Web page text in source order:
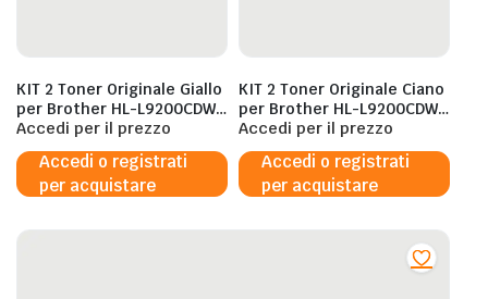
KIT 2 Toner Originale Giallo
per Brother HL-L9200CDWT
– MFCL9550CDWT – 12.000
Pagine al 5%
Accedi per il prezzo
Accedi o registrati
per acquistare
KIT 2 Toner Originale Ciano
per Brother HL-L9200CDWT
– MFCL9550CDWT – 12.000
Pagine al 5%
Accedi per il prezzo
Accedi o registrati
per acquistare